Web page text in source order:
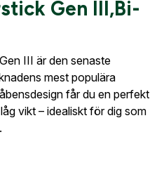
Gen III,Bi-
III är den senaste
mest populära
får du en perfekt
vikt – idealiskt för dig som
dina avtalspriser, smidig
till orderhistorik.
beställningen